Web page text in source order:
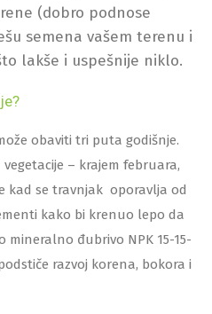
(dobro podnose
semena vašem terenu i
lakše i uspešnije niklo.
obaviti tri puta godišnje.
– krajem februara,
kad se travnjak oporavlja od
kako bi krenuo lepo da
mineralno đubrivo NPK 15-15-
razvoj korena, bokora i